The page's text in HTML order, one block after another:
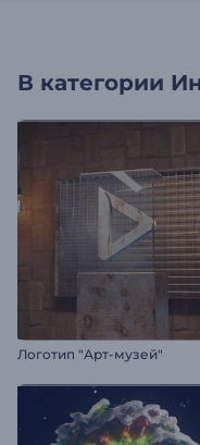
В категории
Логотип "Арт-музей"